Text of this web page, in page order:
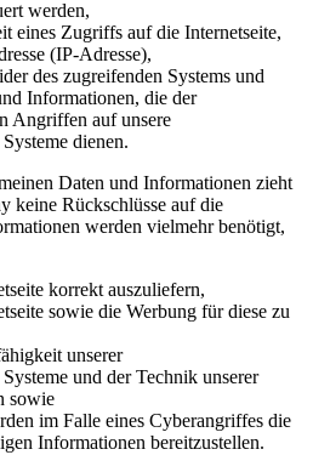
werden,
eines Zugriffs auf die Internetseite,
(IP-Adresse),
des zugreifenden Systems und
Informationen, die der
Angriffen auf unsere
dienen.
Daten und Informationen zieht
keine Rückschlüsse auf die
werden vielmehr benötigt,
korrekt auszuliefern,
sowie die Werbung für diese zu
unserer
und der Technik unserer
sowie
im Falle eines Cyberangriffes die
Informationen bereitzustellen.